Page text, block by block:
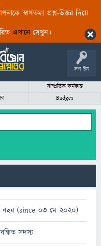
স্বাগতম! প্রশ্ন-উত্তর দিয়ে
এখানেদেখুন।
লগ ইন
সাম্প্রতিক কর্মকান্ড
Badges
(since 03 মে 2020)
সদস্য